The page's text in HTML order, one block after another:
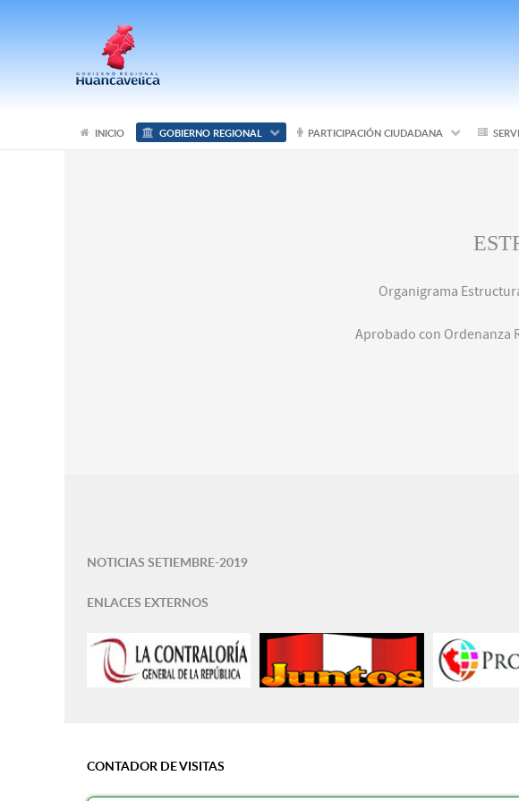
INICIO GOBIERNO REGIONAL PARTICIPACIÓN CIUDADANA
Organigrama
Aprobado con Ordenanza
NOTICIAS SETIEMBRE-2019
ENLACES EXTERNOS
CONTADOR DE VISITAS